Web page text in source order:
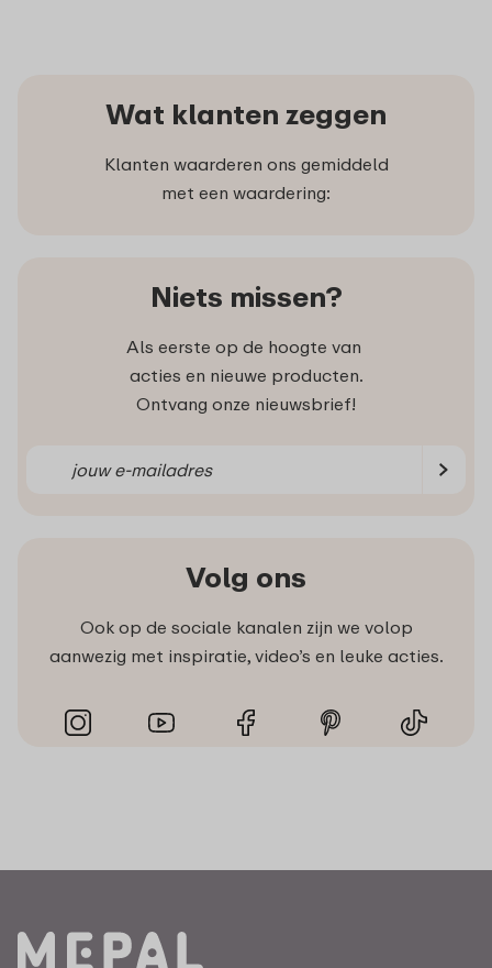
Wat klanten zeggen
Klanten waarderen ons gemiddeld
met een waardering:
Niets missen?
Als eerste op de hoogte van
acties en nieuwe producten.
Ontvang onze nieuwsbrief!
Volg ons
Ook op de sociale kanalen zijn we volop
aanwezig met inspiratie, video’s en leuke acties.